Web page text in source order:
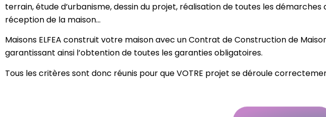
terrain, étude d’urbanisme, dessin du projet, réalisation de toutes les
réception de la maison…
Maisons ELFEA construit votre maison avec un Contrat de Construction de
garantissant ainsi l’obtention de toutes les garanties obligatoires.
Tous les critères sont donc réunis pour que VOTRE projet se déroule
Contact